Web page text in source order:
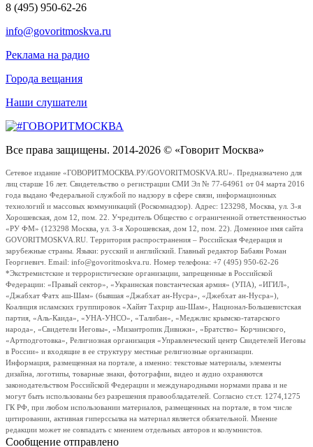
8 (495) 950-62-26
info@govoritmoskva.ru
Реклама на радио
Города вещания
Наши слушатели
Все права защищены. 2014-2026 © «Говорит Москва»
Сетевое издание «ГОВОРИТМОСКВА.РУ/GOVORITMOSKVA.RU». Предназначено для
лиц старше 16 лет. Свидетельство о регистрации СМИ Эл № 77-64961 от 04 марта 2016
года выдано Федеральной службой по надзору в сфере связи, информационных
технологий и массовых коммуникаций (Роскомнадзор). Адрес: 123298, Москва, ул. 3-я
Хорошевская, дом 12, пом. 22. Учредитель Общество с ограниченной ответственностью
«РУ ФМ» (123298 Москва, ул. 3-я Хорошевская, дом 12, пом. 22). Доменное имя сайта
GOVORITMOSKVA.RU. Территория распространения – Российская Федерация и
зарубежные страны. Языки: русский и английский. Главный редактор Бабаян Роман
Георгиевич. Email: info@govoritmoskva.ru. Номер телефона: +7 (495) 950-62-26
*Экстремистские и террористические организации, запрещенные в Российской
Федерации: «Правый сектор», «Украинская повстанческая армия» (УПА), «ИГИЛ»,
«Джабхат Фатх аш-Шам» (бывшая «Джабхат ан-Нусра», «Джебхат ан-Нусра»),
Коалиция исламских группировок «Хайят Тахрир аш-Шам», Национал-Большевистская
партия, «Аль-Каида», «УНА-УНСО», «Талибан», «Меджлис крымско-татарского
народа», «Свидетели Иеговы», «Мизантропик Дивижн», «Братство» Корчинского,
«Артподготовка», Религиозная организация «Управленческий центр Свидетелей Иеговы
в России» и входящие в ее структуру местные религиозные организации.
Информация, размещенная на портале, а именно: текстовые материалы, элементы
дизайна, логотипы, товарные знаки, фотографии, видео и аудио охраняются
законодательством Российской Федерации и международными нормами права и не
могут быть использованы без разрешения правообладателей. Согласно ст.ст. 1274,1275
ГК РФ, при любом использовании материалов, размещенных на портале, в том числе
цитировании, активная гиперссылка на материал является обязательной. Мнение
редакции может не совпадать с мнением отдельных авторов и колумнистов.
Сообщение отправлено